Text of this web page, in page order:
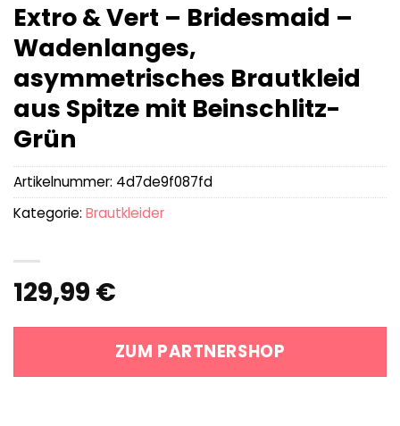
Extro & Vert – Bridesmaid –
Wadenlanges,
asymmetrisches Brautkleid
aus Spitze mit Beinschlitz-
Grün
129,99 €
ZUM PARTNERSHOP
Artikelnummer: 4d7de9f087fd
Kategorie: Brautkleider